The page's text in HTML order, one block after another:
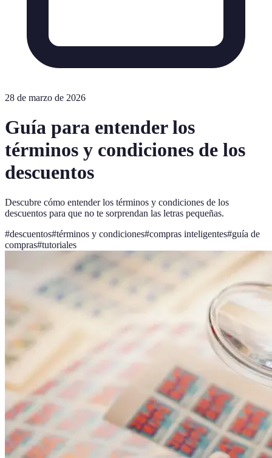
28 de marzo de 2026
Guía para entender los
términos y condiciones de los
descuentos
Descubre cómo entender los términos y condiciones de los
descuentos para que no te sorprendan las letras pequeñas.
#descuentos#términos y condiciones#compras inteligentes#guía de
compras#tutoriales